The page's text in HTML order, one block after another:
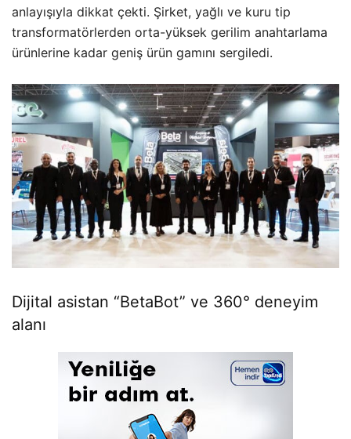
anlayışıyla dikkat çekti. Şirket, yağlı ve kuru tip
transformatörlerden orta-yüksek gerilim anahtarlama
ürünlerine kadar geniş ürün gamını sergiledi.
Dijital asistan “BetaBot” ve 360° deneyim
alanı